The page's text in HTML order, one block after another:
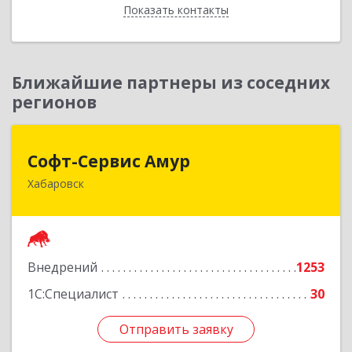
Показать контакты
Назад
Ближайшие партнеры из соседних
регионов
Софт-Сервис Амур
Хабаровск
Внедрений
1253
1С:Специалист
30
Отправить заявку
680000, Хабаровский край, Хабаровск г,
Отправить заявку